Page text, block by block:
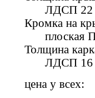
ЛДСП
Кромка на
плоская
Толщина
ЛДСП 16
цена у всех: